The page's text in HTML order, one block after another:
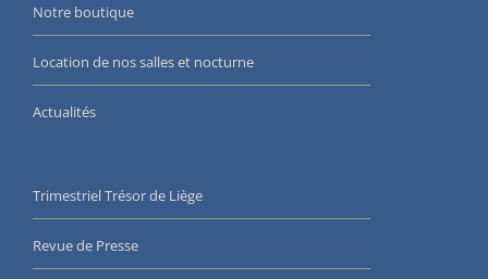
Notre boutique
Location de nos salles et nocturne
Actualités
Trimestriel Trésor de Liège
Revue de Presse